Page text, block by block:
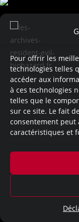
Pour offrir les
technologies telles
accéder aux
à ces technologies
telles que le
sur ce site. Le fait
consentement peut
caractéristiques et
~Apparition
Resident